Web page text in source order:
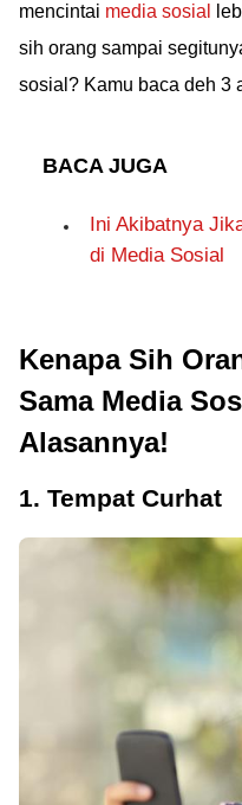
mencintai media sosial
sih orang sampai
sosial? Kamu baca deh 3
BACA JUGA
Ini Akibatnya
di Media Sosial
Kenapa Sih
Sama Media
Alasannya!
1. Tempat Curhat